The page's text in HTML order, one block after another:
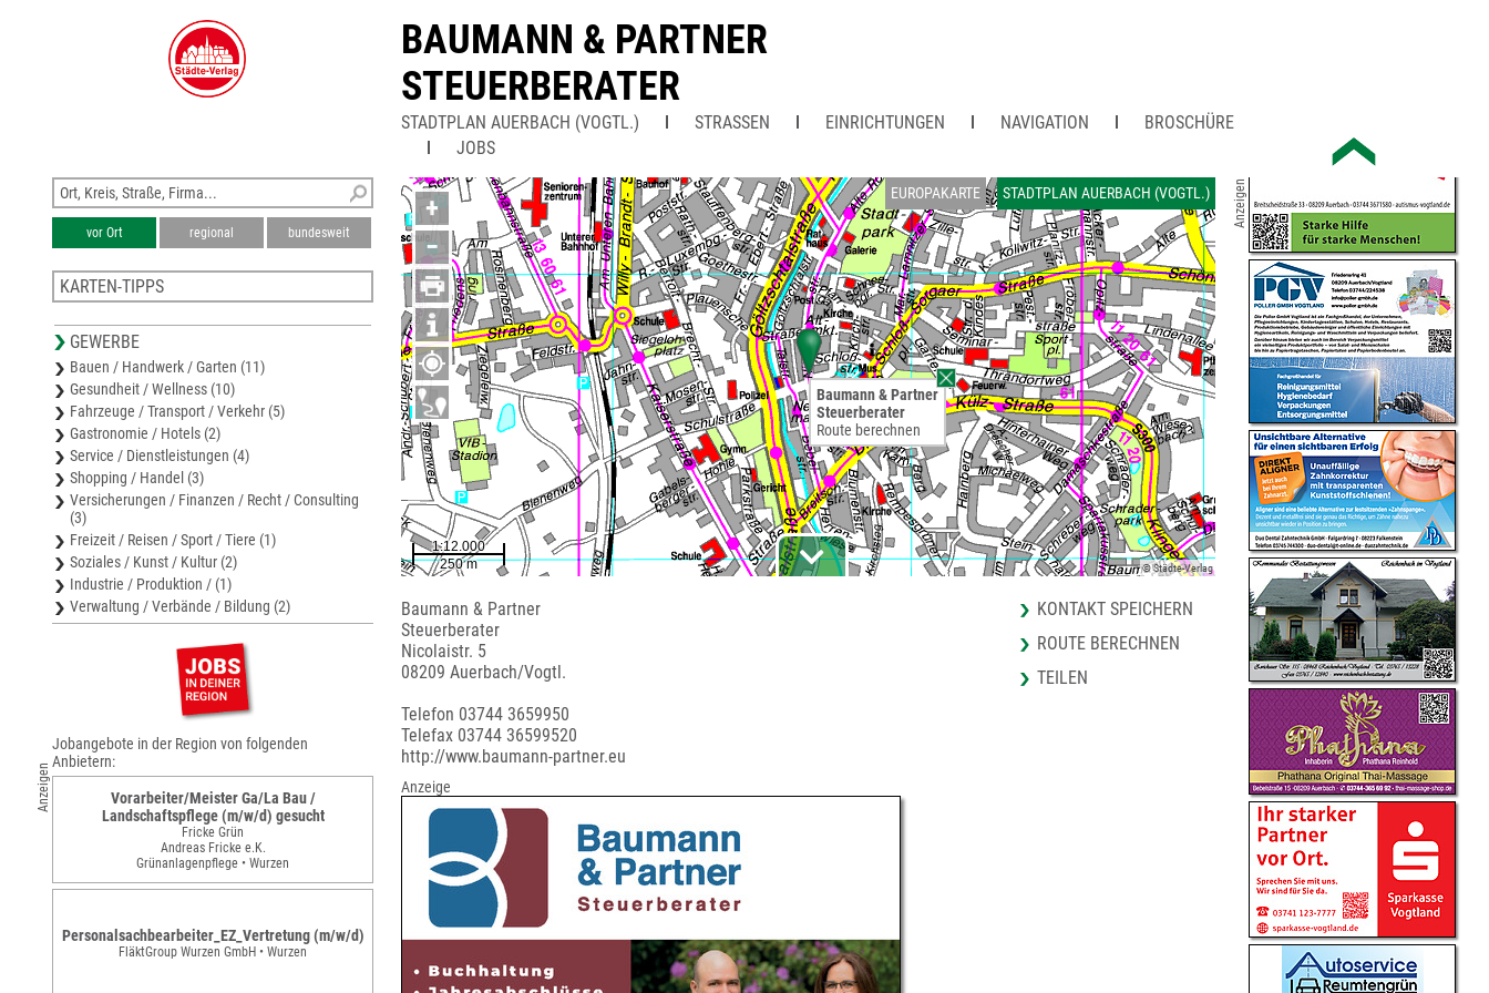
BAUMANN & PARTNER
STEUERBERATER
STADTPLAN AUERBACH (VOGTL.) STRASSEN EINRICHTUNGEN NAVIGATION
BROSCHÜRE
JOBS
EUROPAKARTE STADTPLAN AUERBACH (VOGTL.)
+
−
© Städte-Verlag
Baumann & Partner
Steuerberater
Route berechnen
Baumann & Partner
Steuerberater
Nicolaistr. 5
08209 Auerbach/Vogtl.
Telefon 03744 3659950
Telefax 03744 36599520
http://www.baumann-partner.eu
KONTAKT SPEICHERN
ROUTE BERECHNEN
TEILEN
Anzeige
vor Ort regional bundesweit
KARTEN-TIPPS
Stadtplan Reichenbach (Vogtl.)
Stadtplan Klingenthal
Stadtplan Wilkau-Haßlau
Karte Zwickau
GEWERBE
Bauen / Handwerk / Garten (11)
Gesundheit / Wellness (10)
Fahrzeuge / Transport / Verkehr (5)
Gastronomie / Hotels (2)
Service / Dienstleistungen (4)
Shopping / Handel (3)
Versicherungen / Finanzen / Recht / Consulting
(3)
Freizeit / Reisen / Sport / Tiere (1)
Soziales / Kunst / Kultur (2)
Industrie / Produktion / (1)
Verwaltung / Verbände / Bildung (2)
Anzeigen
Jobangebote in der Region von folgenden
Anbietern:
Vorarbeiter/Meister Ga/La Bau /
Landschaftspflege (m/w/d) gesucht
Fricke Grün
Andreas Fricke e.K.
Grünanlagenpflege • Wurzen
Personalsachbearbeiter_EZ_Vertretung (m/w/d)
FläktGroup Wurzen GmbH • Wurzen
Anzeigen